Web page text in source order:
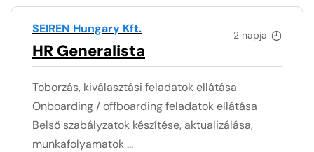
2 napja
SEIREN Hungary Kft.
HR Generalista
Toborzás, kiválasztási feladatok ellátása
Onboarding / offboarding feladatok ellátása
Belső szabályzatok készítése, aktualizálása,
munkafolyamatok ...